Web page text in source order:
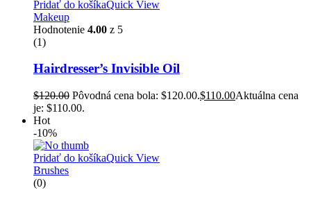
Pridať do košíkaQuick View
Makeup
Hodnotenie 4.00 z 5
(1)
Hairdresser’s Invisible Oil
$120.00 Pôvodná cena bola: $120.00.$110.00Aktuálna cena
je: $110.00.
Hot
-10%
Pridať do košíkaQuick View
Brushes
(0)